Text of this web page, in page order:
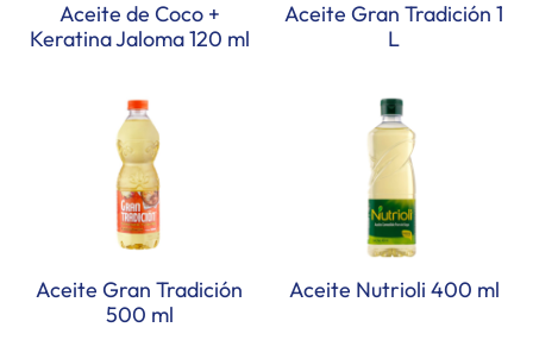
Aceite de Coco +
Keratina Jaloma 120 ml
Aceite Gran Tradición 1
L
Aceite Gran Tradición
500 ml
Aceite Nutrioli 400 ml